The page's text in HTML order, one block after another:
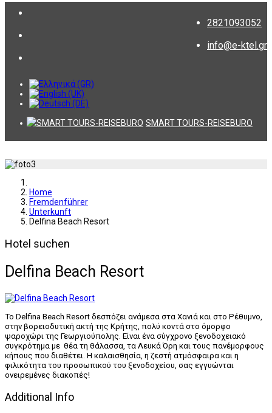
2821093052
info@e-ktel.gr
SMART TOURS-REISEBURO
Home
Fremdenführer
Unterkunft
Delfina Beach Resort
Hotel suchen
Delfina Beach Resort
Το Delfina Beach Resort δεσπόζει ανάμεσα στα Χανιά και στο Ρέθυμνο,
στην βορειοδυτική ακτή της Κρήτης, πολύ κοντά στο όμορφο
ψαροχώρι της Γεωργιούπολης. Είναι ένα σύγχρονο ξενοδοχειακό
συγκρότημα με θέα τη θάλασσα, τα Λευκά Όρη και τους πανέμορφους
κήπους που διαθέτει. Η καλαισθησία, η ζεστή ατμόσφαιρα και η
φιλικότητα του προσωπικού του ξενοδοχείου, σας εγγυώνται
ονειρεμένες διακοπές!
Additional Info